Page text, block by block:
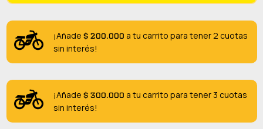
¡Añade $200.000 a tu carrito para tener 2 cuotas
sin interés!
¡Añade $300.000 a tu carrito para tener 3 cuotas
sin interés!